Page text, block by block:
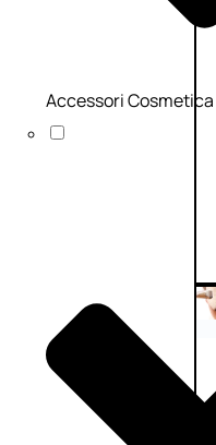
Accessori Cosmetica